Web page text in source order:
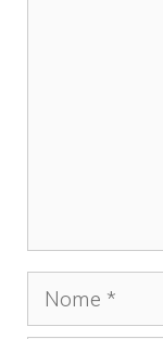
Nome